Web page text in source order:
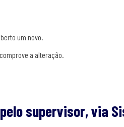
um novo.
a alteração.
supervisor, via